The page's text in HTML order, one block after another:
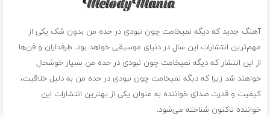
آهنگ جدید که دیگه نمیخامت چون نبودی در حده من بدون شک یکی از
مهم‌ترین انتشارات این سال در دنیای موسیقی خواهد بود. طرفداران و فن‌ها
از این انتشار که دیگه نمیخامت چون نبودی در حده من بسیار خوشحال
خواهند شد زیرا که دیگه نمیخامت چون نبودی در حده من به دلیل خلاقیت،
کیفیت و قدرت صدای خواننده به عنوان یکی از بهترین انتشارات این
خواننده تاکنون شناخته می‌شود.